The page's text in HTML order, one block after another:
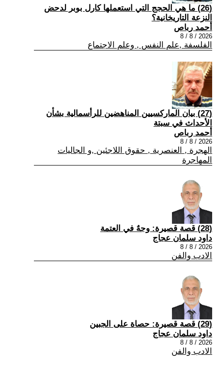
(26) ما هي الحجج التي استعملها كارل بوبر لدحض
النزعة التاريخانية؟
أحمد رباص
2026 / 8 / 8
الفلسفة ,علم النفس , وعلم الاجتماع
(27) بيان الماركسيين المناهضين للرأسمالية بشأن
الأحداث في سبتة
أحمد رباص
2026 / 8 / 8
الهجرة , العنصرية , حقوق اللاجئين ,و الجاليات
المهاجرة
(28) قصة قصيرة: وجهٌ في العتمة
داود سلمان عجاج
2026 / 8 / 8
الادب والفن
(29) قصة قصيرة: حصاة على الجبين
داود سلمان عجاج
2026 / 8 / 8
الادب والفن